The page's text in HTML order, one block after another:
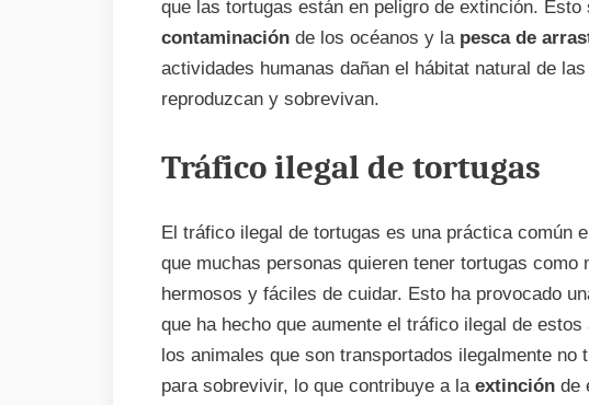
que las tortugas están en peligro de extinción. Esto
contaminación de los océanos y la pesca de
actividades humanas dañan el hábitat natural de
reproduzcan y sobrevivan.
Tráfico ilegal de tortugas
El tráfico ilegal de tortugas es una práctica común
que muchas personas quieren tener tortugas como
hermosos y fáciles de cuidar. Esto ha provocado
que ha hecho que aumente el tráfico ilegal de
los animales que son transportados ilegalmente no
para sobrevivir, lo que contribuye a la extinción de